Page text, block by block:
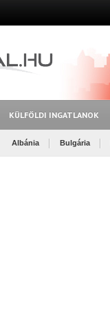
KÜLFÖLDI INGATLANOK
Albánia Bulgária